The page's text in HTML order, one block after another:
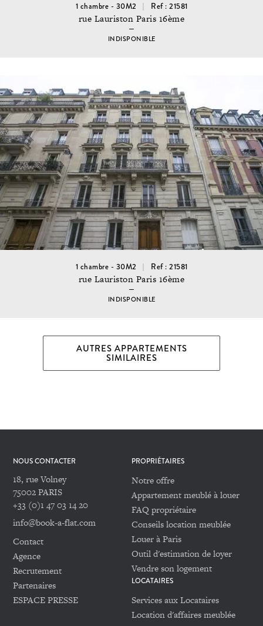
1 chambre - 30M2 Ref : 21581
rue Lauriston Paris 16ème
INDISPONIBLE
1 chambre - 30M2 Ref : 21581
rue Lauriston Paris 16ème
INDISPONIBLE
AUTRES APPARTEMENTS
SIMILAIRES
NOUS CONTACTER
18, rue Volney
75002 PARIS
+33 (0)1 47 03 14 20
info@book-a-flat.com
Contact
Agence
Recrutement
Partenaires
ESPACE PRESSE
PROPRIÉTAIRES
Notre offre
Appartement meublé à louer
FAQ propriétaire
Conseils location meublée
Louer à Paris
Outil d'estimation de loyer
Vendre son logement
LOCATAIRES
Services aux Locataires
Location d'affaires meublée